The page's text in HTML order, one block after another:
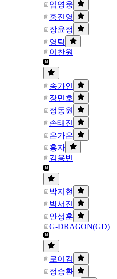
임영웅
홍진영
장윤정
영탁
이찬원
송가인
장민호
정동원
손태진
은가은
홍자
김용빈
박지현
박서진
안성훈
G-DRAGON(GD)
로이킴
정승환